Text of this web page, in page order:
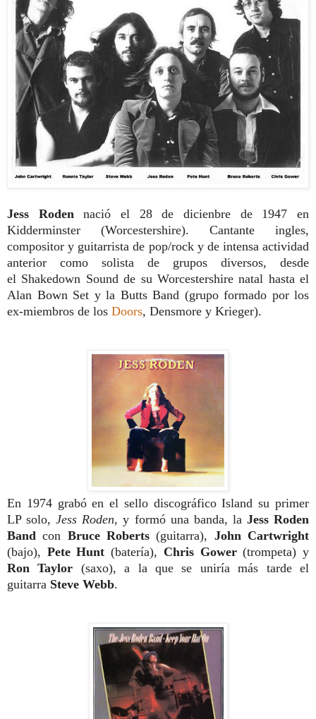
Jess Rodennació el 28 de dicienbre de 1947 en
Kidderminster (Worcestershire). Cantante ingles,
compositor y guitarrista de pop/rock y de intensa actividad
anterior como solista de grupos diversos, desde
el Shakedown Sound de su Worcestershirenatal hasta el
Alan Bown Set y la Butts Band (grupo formado por los
ex-miembros de los Doors, Densmore y Krieger).
En 1974 grabó en el sello discográfico Island su primer
LP solo,Jess Roden,y formó una banda, la Jess Roden
Band con Bruce Roberts(guitarra), John Cartwright
(bajo), PeteHunt (batería), Chris Gower(trompeta)y
Ron Taylor (saxo), a la que se uniría más tarde el
guitarra Steve Webb.